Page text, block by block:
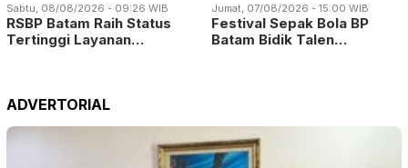
Sabtu, 08/08/2026 - 09:26 WIB
RSBP Batam Raih Status
Tertinggi Layanan…
Jumat, 07/08/2026 - 15:00 WIB
Festival Sepak Bola BP
Batam Bidik Talen…
ADVERTORIAL